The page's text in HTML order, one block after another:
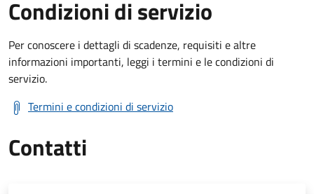
Condizioni di servizio
Per conoscere i dettagli di scadenze, requisiti e altre
informazioni importanti, leggi i termini e le condizioni di
servizio.
Termini e condizioni di servizio
Contatti